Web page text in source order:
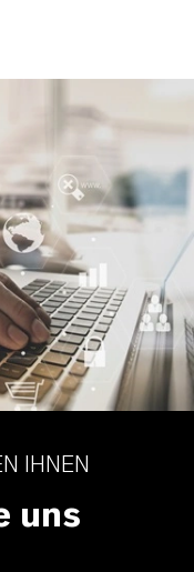
IHNEN
uns